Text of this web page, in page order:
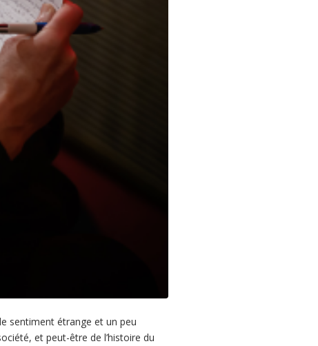
sentiment étrange et un peu
et peut-être de l’histoire du